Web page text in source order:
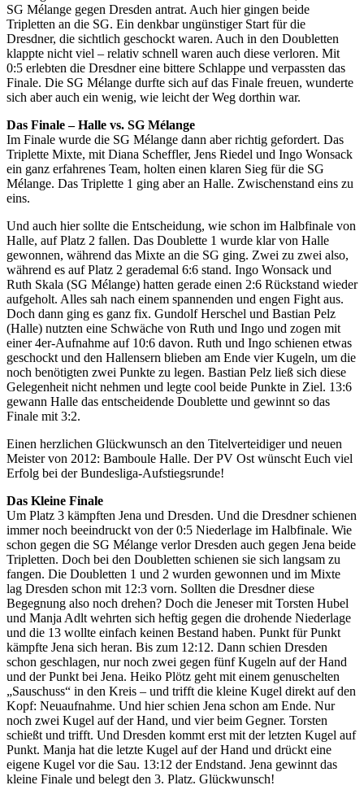
SG Mélange gegen Dresden antrat. Auch hier gingen beide
Tripletten an die SG. Ein denkbar ungünstiger Start für die
Dresdner, die sichtlich geschockt waren. Auch in den Doubletten
klappte nicht viel – relativ schnell waren auch diese verloren. Mit
0:5 erlebten die Dresdner eine bittere Schlappe und verpassten das
Finale. Die SG Mélange durfte sich auf das Finale freuen, wunderte
sich aber auch ein wenig, wie leicht der Weg dorthin war.
Das Finale – Halle vs. SG Mélange
Im Finale wurde die SG Mélange dann aber richtig gefordert. Das
Triplette Mixte, mit Diana Scheffler, Jens Riedel und Ingo Wonsack
ein ganz erfahrenes Team, holten einen klaren Sieg für die SG
Mélange. Das Triplette 1 ging aber an Halle. Zwischenstand eins zu
eins.
Und auch hier sollte die Entscheidung, wie schon im Halbfinale von
Halle, auf Platz 2 fallen. Das Doublette 1 wurde klar von Halle
gewonnen, während das Mixte an die SG ging. Zwei zu zwei also,
während es auf Platz 2 gerademal 6:6 stand. Ingo Wonsack und
Ruth Skala (SG Mélange) hatten gerade einen 2:6 Rückstand wieder
aufgeholt. Alles sah nach einem spannenden und engen Fight aus.
Doch dann ging es ganz fix. Gundolf Herschel und Bastian Pelz
(Halle) nutzten eine Schwäche von Ruth und Ingo und zogen mit
einer 4er-Aufnahme auf 10:6 davon. Ruth und Ingo schienen etwas
geschockt und den Hallensern blieben am Ende vier Kugeln, um die
noch benötigten zwei Punkte zu legen. Bastian Pelz ließ sich diese
Gelegenheit nicht nehmen und legte cool beide Punkte in Ziel. 13:6
gewann Halle das entscheidende Doublette und gewinnt so das
Finale mit 3:2.
Einen herzlichen Glückwunsch an den Titelverteidiger und neuen
Meister von 2012: Bamboule Halle. Der PV Ost wünscht Euch viel
Erfolg bei der Bundesliga-Aufstiegsrunde!
Das Kleine Finale
Um Platz 3 kämpften Jena und Dresden. Und die Dresdner schienen
immer noch beeindruckt von der 0:5 Niederlage im Halbfinale. Wie
schon gegen die SG Mélange verlor Dresden auch gegen Jena beide
Tripletten. Doch bei den Doubletten schienen sie sich langsam zu
fangen. Die Doubletten 1 und 2 wurden gewonnen und im Mixte
lag Dresden schon mit 12:3 vorn. Sollten die Dresdner diese
Begegnung also noch drehen? Doch die Jeneser mit Torsten Hubel
und Manja Adlt wehrten sich heftig gegen die drohende Niederlage
und die 13 wollte einfach keinen Bestand haben. Punkt für Punkt
kämpfte Jena sich heran. Bis zum 12:12. Dann schien Dresden
schon geschlagen, nur noch zwei gegen fünf Kugeln auf der Hand
und der Punkt bei Jena. Heiko Plötz geht mit einem genuschelten
„Sauschuss“ in den Kreis – und trifft die kleine Kugel direkt auf den
Kopf: Neuaufnahme. Und hier schien Jena schon am Ende. Nur
noch zwei Kugel auf der Hand, und vier beim Gegner. Torsten
schießt und trifft. Und Dresden kommt erst mit der letzten Kugel auf
Punkt. Manja hat die letzte Kugel auf der Hand und drückt eine
eigene Kugel vor die Sau. 13:12 der Endstand. Jena gewinnt das
kleine Finale und belegt den 3. Platz. Glückwunsch!